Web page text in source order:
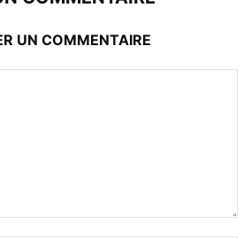
UN COMMENTAIRE